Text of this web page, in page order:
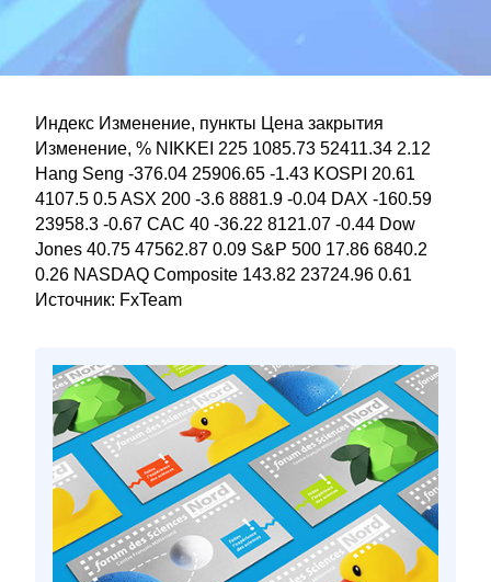
Индекс Изменение, пункты Цена закрытия
Изменение, % NIKKEI 225 1085.73 52411.34 2.12
Hang Seng -376.04 25906.65 -1.43 KOSPI 20.61
4107.5 0.5 ASX 200 -3.6 8881.9 -0.04 DAX -160.59
23958.3 -0.67 CAC 40 -36.22 8121.07 -0.44 Dow
Jones 40.75 47562.87 0.09 S&P 500 17.86 6840.2
0.26 NASDAQ Composite 143.82 23724.96 0.61
Источник: FxTeam
Контакт»